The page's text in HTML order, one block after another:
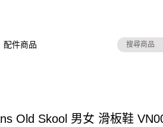
配件商品
Old Skool 男女 滑板鞋